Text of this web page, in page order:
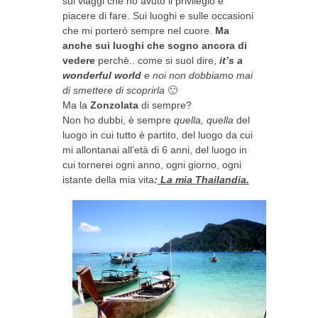
piacere di fare. Sui luoghi e sulle occasioni
che mi porterò sempre nel cuore. Ma
anche sui luoghi che sogno ancora di
vedere perchè.. come si suol dire, it’s a
wonderful world e noi non dobbiamo mai
di smettere di scoprirla 🙂
Ma la Zonzolata di sempre?
Non ho dubbi, è sempre quella, quella del
luogo in cui tutto è partito, del luogo da cui
mi allontanai all’età di 6 anni, del luogo in
cui tornerei ogni anno, ogni giorno, ogni
istante della mia vita: La mia Thailandia.